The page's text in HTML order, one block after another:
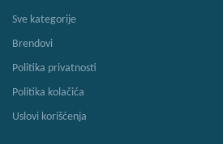
Sve kategorije
Brendovi
Politika privatnosti
Politika kolačića
Uslovi korišćenja